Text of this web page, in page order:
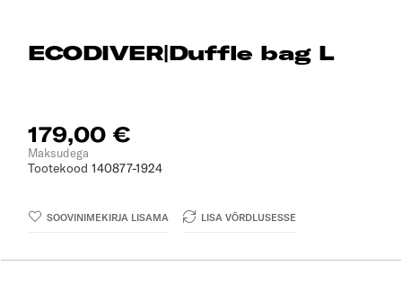
ECODIVER|Duffle bag L
179,00 €
Maksudega
Tootekood 140877-1924
SOOVINIMEKIRJA LISAMA LISA VÕRDLUSESSE